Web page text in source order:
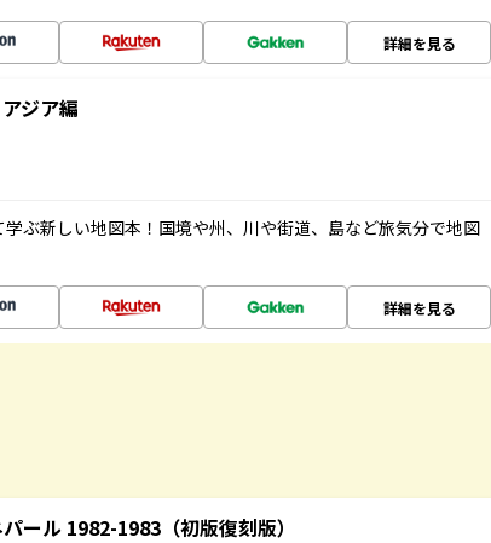
詳細を見る
ジア編
ぶ新しい地図本！国境や州、川や街道、島など旅気分で地図
詳細を見る
ール 1982-1983（初版復刻版）